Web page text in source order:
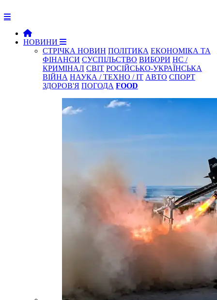
НОВИНИ
СТРІЧКА НОВИН ПОЛІТИКА ЕКОНОМІКА ТА
ФІНАНСИ СУСПІЛЬСТВО ВИБОРИ НС /
КРИМІНАЛ СВІТ РОСІЙСЬКО-УКРАЇНСЬКА
ВІЙНА НАУКА / ТЕХНО / IT АВТО СПОРТ
ЗДОРОВ'Я ПОГОДА FOOD